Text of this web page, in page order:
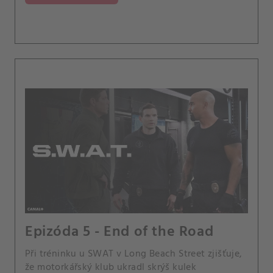
Epizóda 5 - End of the Road
Při tréninku u SWAT v Long Beach Street zjišťuje,
že motorkářský klub ukradl skrýš kulek